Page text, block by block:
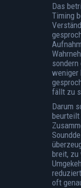
Das
Timing
weniger
fällt zu
Darum
beurteilt
breit, zu
oft